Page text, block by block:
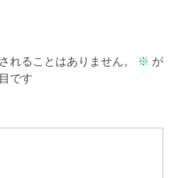
れることはありません。 ※ が
です